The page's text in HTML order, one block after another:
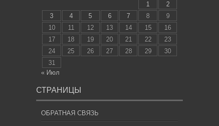
1
2
3
4 5 6 7 8
9
10
11 12 13 14 15
16
17
18 19 20 21 22
23
24
25 26 27 28 29
30
31
« Июл
СТРАНИЦЫ
ОБРАТНАЯ СВЯЗЬ